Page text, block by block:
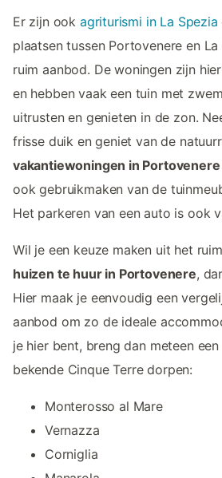
Er zijn ook agriturismi in La Spezia
plaatsen tussen Portovenere en
ruim aanbod. De woningen zijn
en hebben vaak een tuin met
uitrusten en genieten in de zon.
frisse duik en geniet van de
vakantiewoningen in
ook gebruikmaken van de
Het parkeren van een auto is ook
Wil je een keuze maken uit het
huizen te huur in Portovenere,
Hier maak je eenvoudig een
aanbod om zo de ideale
je hier bent, breng dan meteen
bekende Cinque Terre dorpen:
Monterosso al Mare
Vernazza
Corniglia